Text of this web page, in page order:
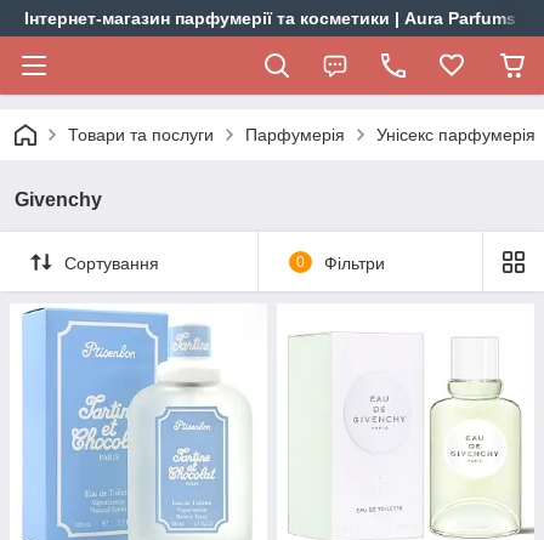
Інтернет-магазин парфумерії та косметики | Aura Parfums
Товари та послуги Парфумерія Унісекс парфумерія
Givenchy
Сортування 0 Фільтри